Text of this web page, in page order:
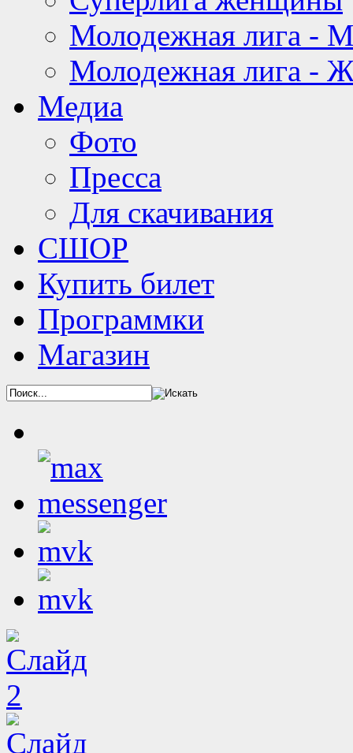
Молодежная лига -
Молодежная лига -
Медиа
Фото
Пресса
Для скачивания
СШОР
Купить билет
Программки
Магазин